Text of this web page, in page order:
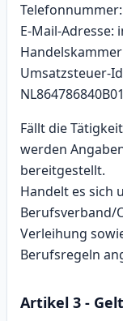
Telefonnummer:
E‑Mail-Adresse:
Umsatzsteuer-
NL864786840B01
Fällt die
werden
bereitgestellt.
Handelt es sich
Berufsverband/
Verleihung
Berufsregeln
Artikel 3 -